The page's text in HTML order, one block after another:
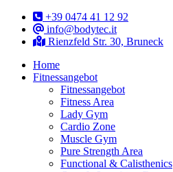
+39 0474 41 12 92
info@bodytec.it
Rienzfeld Str. 30, Bruneck
Home
Fitnessangebot
Fitnessangebot
Fitness Area
Lady Gym
Cardio Zone
Muscle Gym
Pure Strength Area
Functional & Calisthenics